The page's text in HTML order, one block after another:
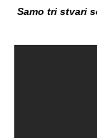
Samo tri stvari